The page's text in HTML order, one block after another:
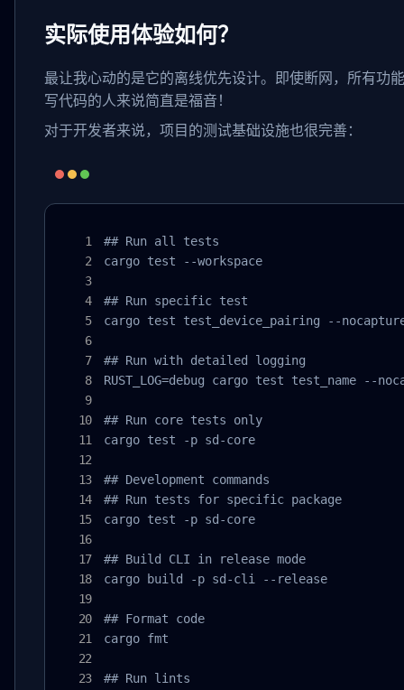
实际使用体验如何？
最让我心动的是它的离线优先设计。即使断网，所有功
写代码的人来说简直是福音！
对于开发者来说，项目的测试基础设施也很完善：
## Run all tests
cargo test --workspace
## Run specific test
cargo test test_device_pairing --
## Run with detailed logging
RUST_LOG=debug cargo test test_name --
## Run core tests only
cargo test -p sd-core
## Development commands
## Run tests for specific package
cargo test -p sd-core
## Build CLI in release mode
cargo build -p sd-cli --release
## Format code
cargo fmt
## Run lints